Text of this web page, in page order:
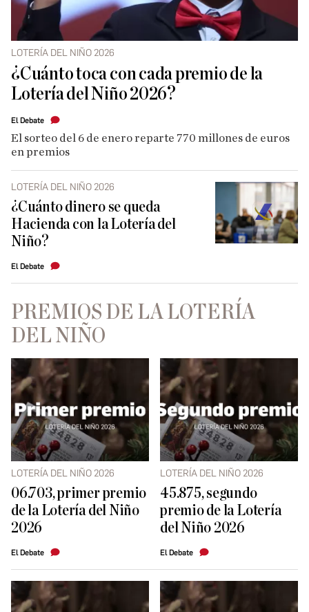
LOTERÍA DEL NIÑO 2026
¿Cuánto toca con cada premio de la
Lotería del Niño 2026?
El Debate
El sorteo del 6 de enero reparte 770 millones de euros
en premios
LOTERÍA DEL NIÑO 2026
¿Cuánto dinero se queda
Hacienda con la Lotería del
Niño?
El Debate
PREMIOS DE LA LOTERÍA
DEL NIÑO
LOTERÍA DEL NIÑO 2026
06.703, primer premio
de la Lotería del Niño
2026
El Debate
LOTERÍA DEL NIÑO 2026
45.875, segundo
premio de la Lotería
del Niño 2026
El Debate